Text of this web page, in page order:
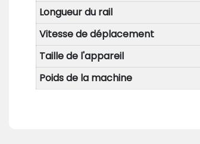
Longueur du rail
Vitesse de déplacement
Taille de l'appareil
Poids de la machine